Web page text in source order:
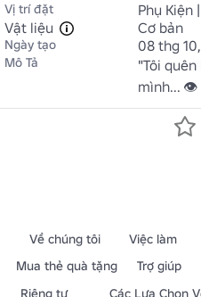
Vị trí đặt
Phụ Kiện
Vật liệu
Cơ bản
Ngày tạo 08 thg
Mô Tả
"Tôi
mình... 👁️
Về chúng tôi Việc làm
Mua thẻ quà tặng
Trợ giúp
Riêng tư
Các Lựa Chọn